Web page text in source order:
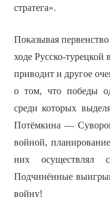
стратега».
Показывая
ходе Русско-
приводит и другое
о том, что победы
среди которых
Потёмкина —
войной,
них осуществлял
Подчинённые
войну!